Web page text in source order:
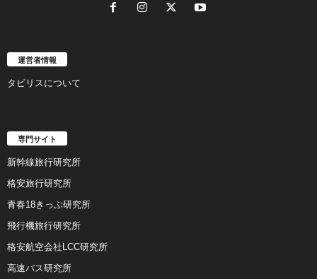
運営者情報
タビリスについて
専門サイト
新幹線旅行研究所
格安旅行研究所
青春18きっぷ研究所
飛行機旅行研究所
格安航空会社LCC研究所
高速バス研究所